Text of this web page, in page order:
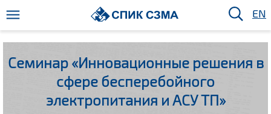
EN
Семинар «Инновационные решения в
сфере бесперебойного
электропитания и АСУ ТП»